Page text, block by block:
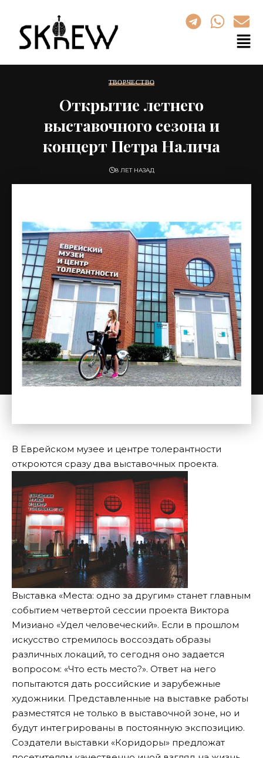
ТВОРЧЕСТВО
Открытие летнего
выставочного сезона и
концерт Петра Налича
8 ЛЕТ НАЗАД
В Еврейском музее и центре толерантности
откроются сразу два выставочных проекта.
Выставка «Места: одно за другим» станет главным
событием четвертой сессии проекта Виктора
Мизиано «Удел человеческий». Если в прошлом
искусство стремилось воссоздать образы
различных локаций, то сегодня оно задается
вопросом: «Что есть место?». Ответ на него
попытаются дать российские и зарубежные
художники. Представленные на выставке работы
разместятся не только в выставочной зоне, но и
будут интегрированы в постоянную экспозицию.
Создатели выставки «Коридоры» предложат